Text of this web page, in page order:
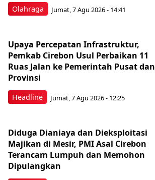
Olahraga Jumat, 7 Agu 2026 - 14:41
Headline
Upaya Percepatan Infrastruktur,
Pemkab Cirebon Usul Perbaikan 11
Ruas Jalan ke Pemerintah Pusat dan
Provinsi
Jumat, 7 Agu 2026 - 12:25
Diduga Dianiaya dan Dieksploitasi
Majikan di Mesir, PMI Asal Cirebon
Terancam Lumpuh dan Memohon
Dipulangkan